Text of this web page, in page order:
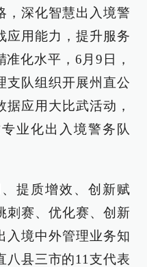
，深化智慧出入境警
应用能力，提升服务
化水平，6月9日，
支队组织开展州直公
应用大比武活动，
业化出入境警务队
提质增效、创新赋
刺赛、优化赛、创新
入境中外管理业务知
八县三市的11支代表